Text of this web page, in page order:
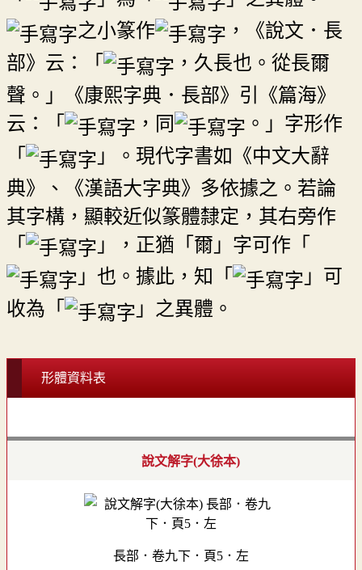
之小篆作
，《說文．長
部》云：「
，久長也。從長爾
聲。」《康熙字典．長部》引《篇海》
云：「
，同
。」字形作
「
」。現代字書如《中文大辭
典》、《漢語大字典》多依據之。若論
其字構，顯較近似篆體隸定，其右旁作
「
」，正猶「爾」字可作「
」也。據此，知「
」可
收為「
」之異體。
形體資料表
說文解字(大徐本)
長部．卷九下．頁5．左